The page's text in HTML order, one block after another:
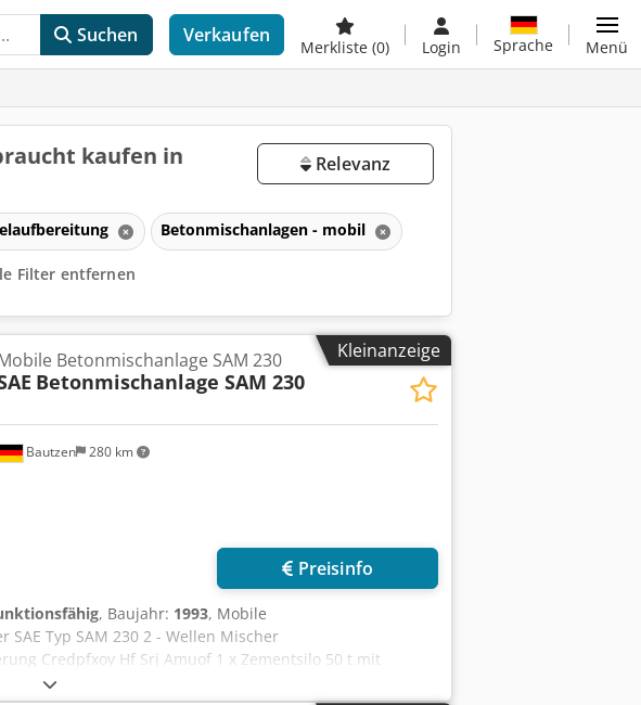
Suchen Verkaufen
Merkliste (0) Login Sprache Menü
kaufen in
Relevanz
Betonmischanlagen - mobil
Filter entfernen
Kleinanzeige
Bautzen 280 km
Betonmischanlage SAM 230
Betonmischanlage SAM 230
Preisinfo
, Baujahr: 1993, Mobile
Typ SAM 230 2 - Wellen Mischer
Credpfxoy Hf Srj Amuof 1 x Zementsilo 50 t mit